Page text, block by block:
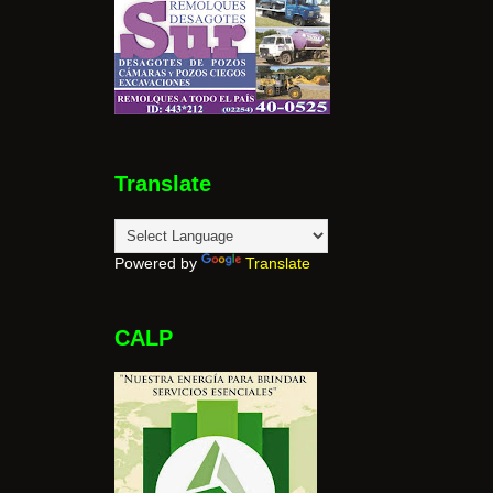
Translate
Powered by Translate
CALP